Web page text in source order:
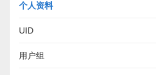
个人资料
UID
用户组